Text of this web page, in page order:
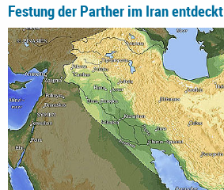
Festung der Parther im Iran entdeckt